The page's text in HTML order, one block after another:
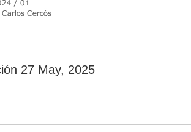
27 May, 2025